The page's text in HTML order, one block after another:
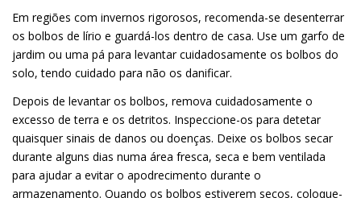
Em regiões com invernos rigorosos, recomenda-se desenterrar
os bolbos de lírio e guardá-los dentro de casa. Use um garfo de
jardim ou uma pá para levantar cuidadosamente os bolbos do
solo, tendo cuidado para não os danificar.
Depois de levantar os bolbos, remova cuidadosamente o
excesso de terra e os detritos. Inspeccione-os para detetar
quaisquer sinais de danos ou doenças. Deixe os bolbos secar
durante alguns dias numa área fresca, seca e bem ventilada
para ajudar a evitar o apodrecimento durante o
armazenamento. Quando os bolbos estiverem secos, coloque-